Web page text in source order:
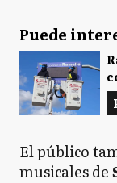
Puede
El público
musicales de